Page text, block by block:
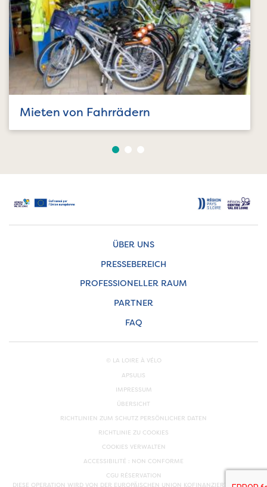
Mieten von Fahrrädern
ÜBER UNS
PRESSEBEREICH
PROFESSIONELLER RAUM
PARTNER
FAQ
© LA LOIRE À VÉLO
APSULIS
IMPRESSUM
ÜBERSICHT
RICHTLINIEN ZUM SCHUTZ PERSÖNLICHER DATEN
RICHTLINIE ZU COOKIES
COOKIES VERWALTEN
ACCESSIBILITÉ : NON CONFORME
CGU RÉSERVATION
DIESE OPERATION WIRD VON DER EUROPÄISCHEN UNION KOFINANZIERT. EUROPA